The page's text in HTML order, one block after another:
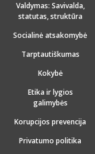
Valdymas: Savivalda,
statutas, struktūra
Socialinė atsakomybė
Tarptautiškumas
Kokybė
Etika ir lygios
galimybės
Korupcijos prevencija
Privatumo politika